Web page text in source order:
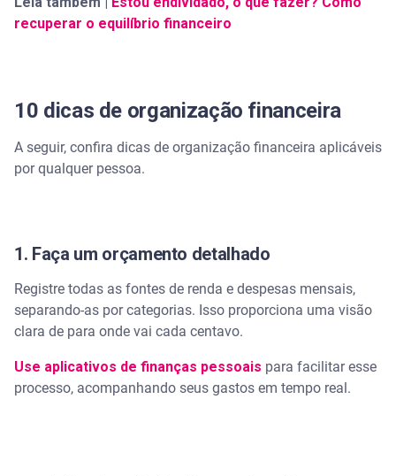
recuperar o equilíbrio financeiro
10 dicas de organização financeira
A seguir, confira dicas de organização financeira aplicáveis
por qualquer pessoa.
1. Faça um orçamento detalhado
Registre todas as fontes de renda e despesas mensais,
separando-as por categorias. Isso proporciona uma visão
clara de para onde vai cada centavo.
Use aplicativos de finanças pessoais para facilitar esse
processo, acompanhando seus gastos em tempo real.